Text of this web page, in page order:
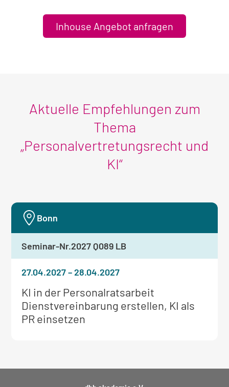
Inhouse Angebot anfragen
Aktuelle Empfehlungen zum
Thema
„Personalvertretungsrecht und
KI“
Weitere
Informationen
zum
KI in der Personalratsarbeit
Dienstvereinbarung erstellen, KI als
PR einsetzen
27.04.2027–28.04.2027
Bonn
Seminar-Nr.2027 Q089 LB